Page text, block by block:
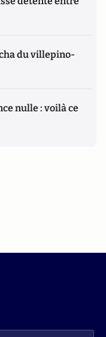
du villepino-
nulle : voilà ce